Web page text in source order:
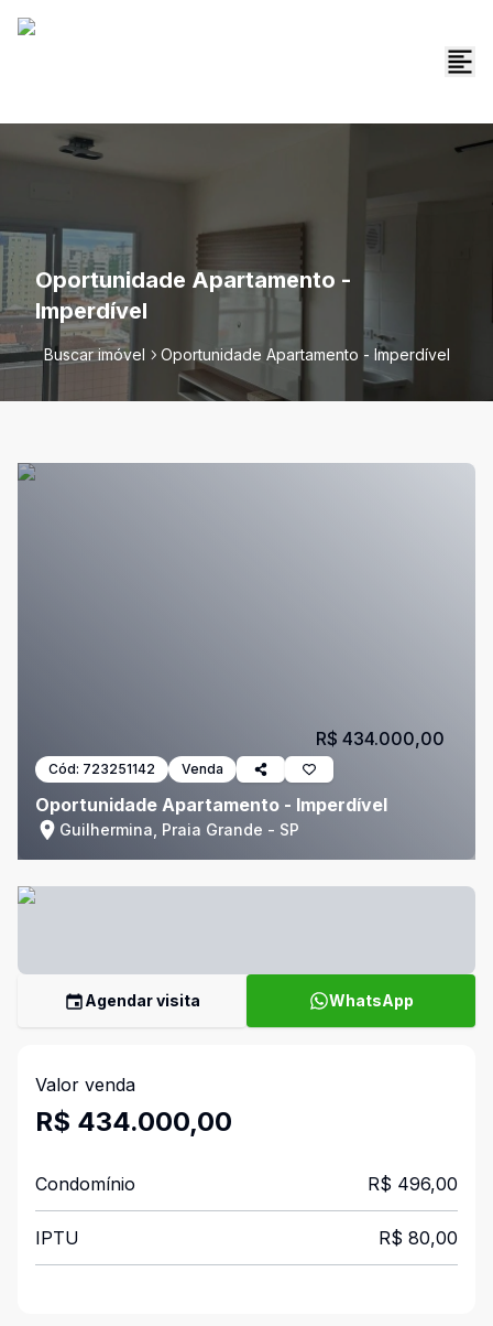
Oportunidade Apartamento -
Imperdível
Buscar imóvel Oportunidade Apartamento - Imperdível
Cód: 723251142 Venda
Oportunidade Apartamento - Imperdível
Guilhermina, Praia Grande - SP
R$ 434.000,00
Agendar visita WhatsApp
Valor venda
R$ 434.000,00
Condomínio R$ 496,00
IPTU R$ 80,00